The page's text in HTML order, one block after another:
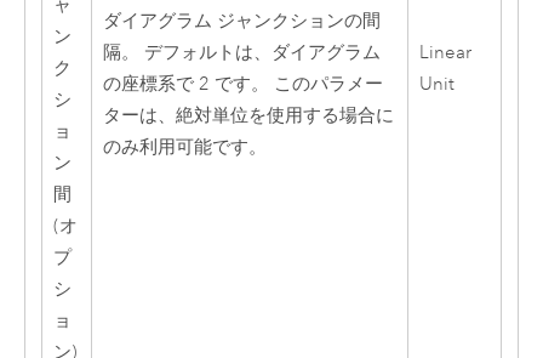
ャ
ン
ク
シ
ョ
ン
間
(オ
プ
シ
ョ
ン)
ダイアグラム ジャンクションの間
隔。 デフォルトは、ダイアグラム
の座標系で 2 です。 このパラメー
ターは、絶対単位を使用する場合に
のみ利用可能です。
Linear
Unit